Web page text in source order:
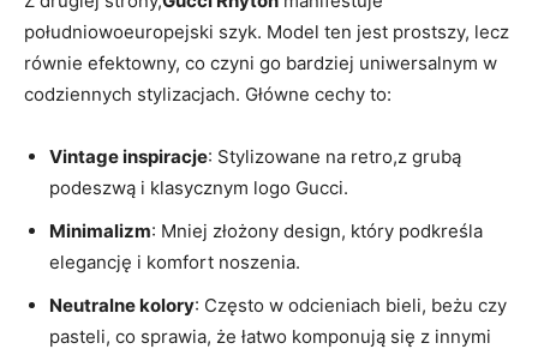
południowoeuropejski szyk. Model ten jest prostszy, lecz
równie efektowny, co czyni go bardziej uniwersalnym w
codziennych stylizacjach. Główne cechy to:
Vintage inspiracje: Stylizowane na retro,z grubą
podeszwą i klasycznym logo Gucci.
Minimalizm: Mniej złożony design, który podkreśla
elegancję i komfort noszenia.
Neutralne kolory: Często w odcieniach bieli, beżu czy
pasteli, co sprawia, że łatwo komponują się z innymi